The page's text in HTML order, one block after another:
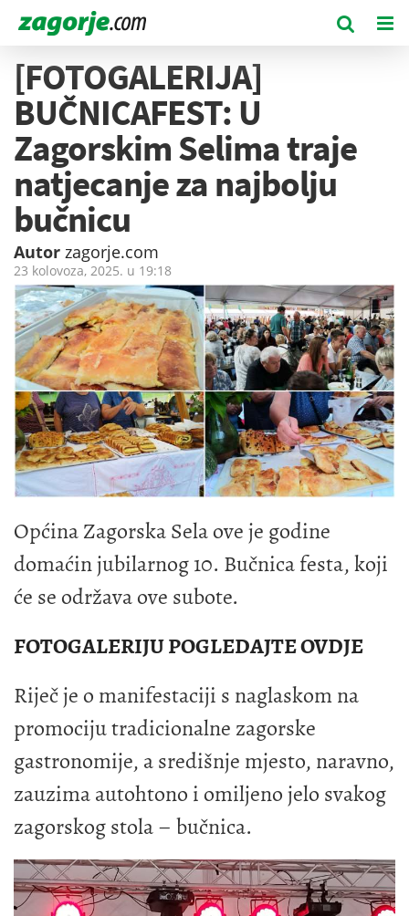
[FOTOGALERIJA]
BUČNICAFEST: U
Zagorskim Selima traje
natjecanje za najbolju
bučnicu
Autor zagorje.com
23 kolovoza, 2025. u 19:18
Općina Zagorska Sela ove je godine
domaćin jubilarnog 10. Bučnica festa, koji
će se održava ove subote.
FOTOGALERIJU POGLEDAJTE OVDJE
Riječ je o manifestaciji s naglaskom na
promociju tradicionalne zagorske
gastronomije, a središnje mjesto, naravno,
zauzima autohtono i omiljeno jelo svakog
zagorskog stola – bučnica.